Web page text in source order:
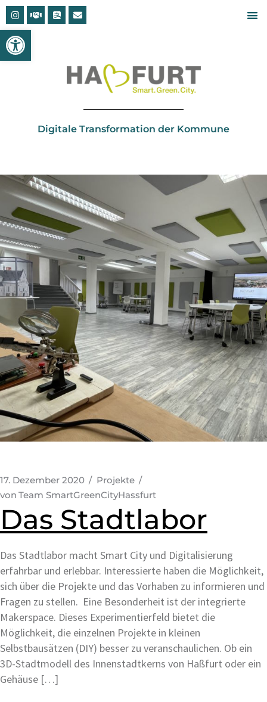
Open toolbar
Digitale Transformation der Kommune
17. Dezember 2020
Projekte
von Team SmartGreenCityHassfurt
Das Stadtlabor
Das Stadtlabor macht Smart City und Digitalisierung
erfahrbar und erlebbar. Interessierte haben die Möglichkeit,
sich über die Projekte und das Vorhaben zu informieren und
Fragen zu stellen. Eine Besonderheit ist der integrierte
Makerspace. Dieses Experimentierfeld bietet die
Möglichkeit, die einzelnen Projekte in kleinen
Selbstbausätzen (DIY) besser zu veranschaulichen. Ob ein
3D-Stadtmodell des Innenstadtkerns von Haßfurt oder ein
Gehäuse […]